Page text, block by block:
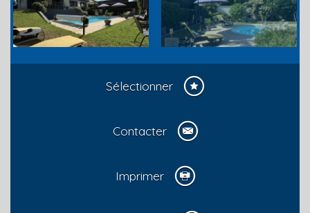
Sélectionner
Contacter
Imprimer